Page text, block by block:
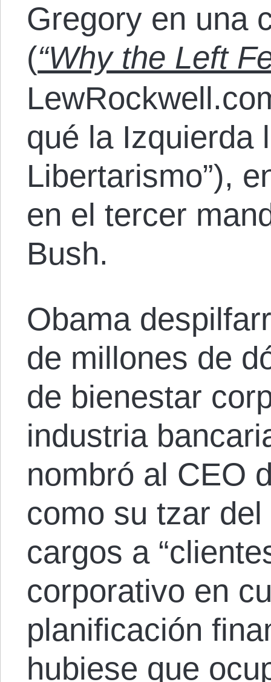
Gregory en una
(“Why the Left
qué la Izquierda
Libertarismo”),
en el tercer
Bush.
Obama
de millones de
de bienestar
industria
nombró al CEO
como su tzar
cargos a
corporativo en
planificación
hubiese que